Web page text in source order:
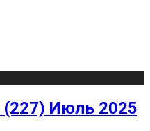
Июль 2025